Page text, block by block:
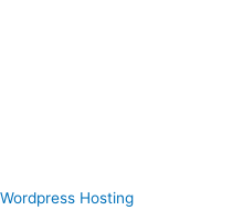
Wordpress Hosting